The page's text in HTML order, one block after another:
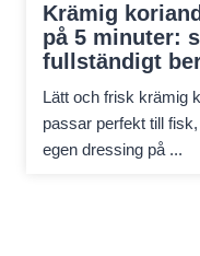
Krämig
på 5 minuter:
fullständigt
Lätt och frisk krämig
passar perfekt till
egen dressing på ...